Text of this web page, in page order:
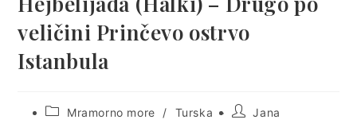
veličini Prinčevo ostrvo
Istanbula
PostMramorno more / Turska
Post Jana